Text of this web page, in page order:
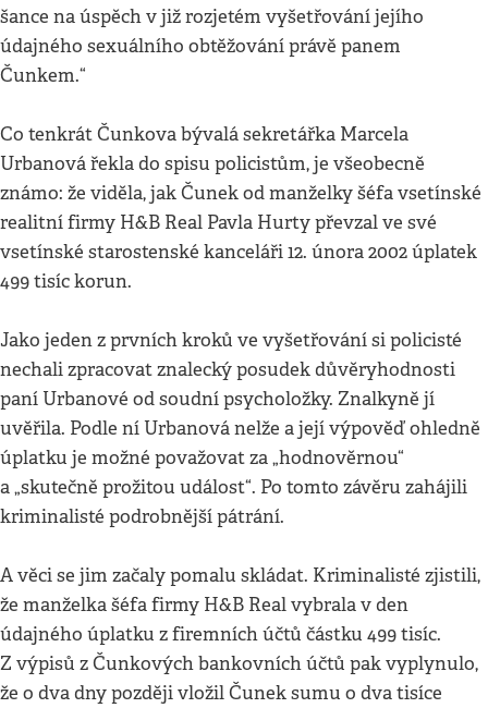
šance na úspěch v již rozjetém vyšetřování jejího
údajného sexuálního obtěžování právě panem
Čunkem.“
Co tenkrát Čunkova bývalá sekretářka Marcela
Urbanová řekla do spisu policistům, je všeobecně
známo: že viděla, jak Čunek od manželky šéfa vsetínské
realitní firmy H&B Real Pavla Hurty převzal ve své
vsetínské starostenské kanceláři 12. února 2002 úplatek
499 tisíc korun.
Jako jeden z prvních kroků ve vyšetřování si policisté
nechali zpracovat znalecký posudek důvěryhodnosti
paní Urbanové od soudní psycholožky. Znalkyně jí
uvěřila. Podle ní Urbanová nelže a její výpověď ohledně
úplatku je možné považovat za „hodnověrnou“
a „skutečně prožitou událost“. Po tomto závěru zahájili
kriminalisté podrobnější pátrání.
A věci se jim začaly pomalu skládat. Kriminalisté zjistili,
že manželka šéfa firmy H&B Real vybrala v den
údajného úplatku z firemních účtů částku 499 tisíc.
Z výpisů z Čunkových bankovních účtů pak vyplynulo,
že o dva dny později vložil Čunek sumu o dva tisíce